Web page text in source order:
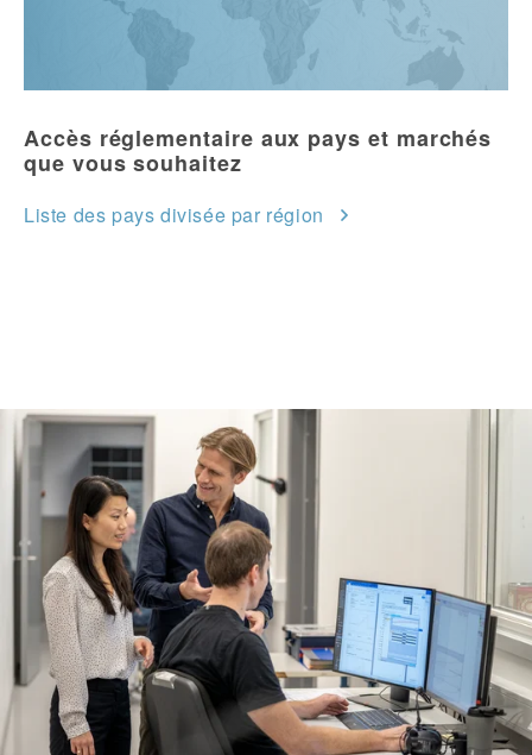
Accès réglementaire aux pays et marchés
que vous souhaitez
Liste des pays divisée par région